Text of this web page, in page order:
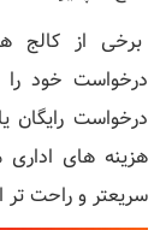
برخی از کالج‌
درخواست خود
درخواست رایگان
هزینه های
سریعتر و راحت